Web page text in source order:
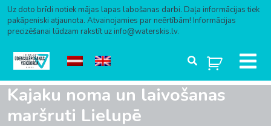
Uz doto brīdi notiek mājas lapas labošanas darbi. Daļa informācijas tiek
pakāpeniski atjaunota. Atvainojamies par neērtībām! Informācijas
precizēšanai lūdzam rakstīt uz info@waterskis.lv.
Kajaku noma un laivošanas
maršruti Lielupē